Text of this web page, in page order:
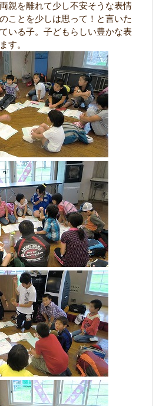
親を離れて少し不安そうな表情
ことを少しは思って！と言いた
いる子。子どもらしい豊かな表
す。